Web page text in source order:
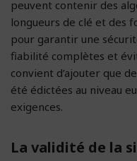
peuvent contenir des
longueurs de clé et des
pour garantir une
fiabilité complètes et
convient d’ajouter que
été édictées au niveau
exigences.
La validité de la